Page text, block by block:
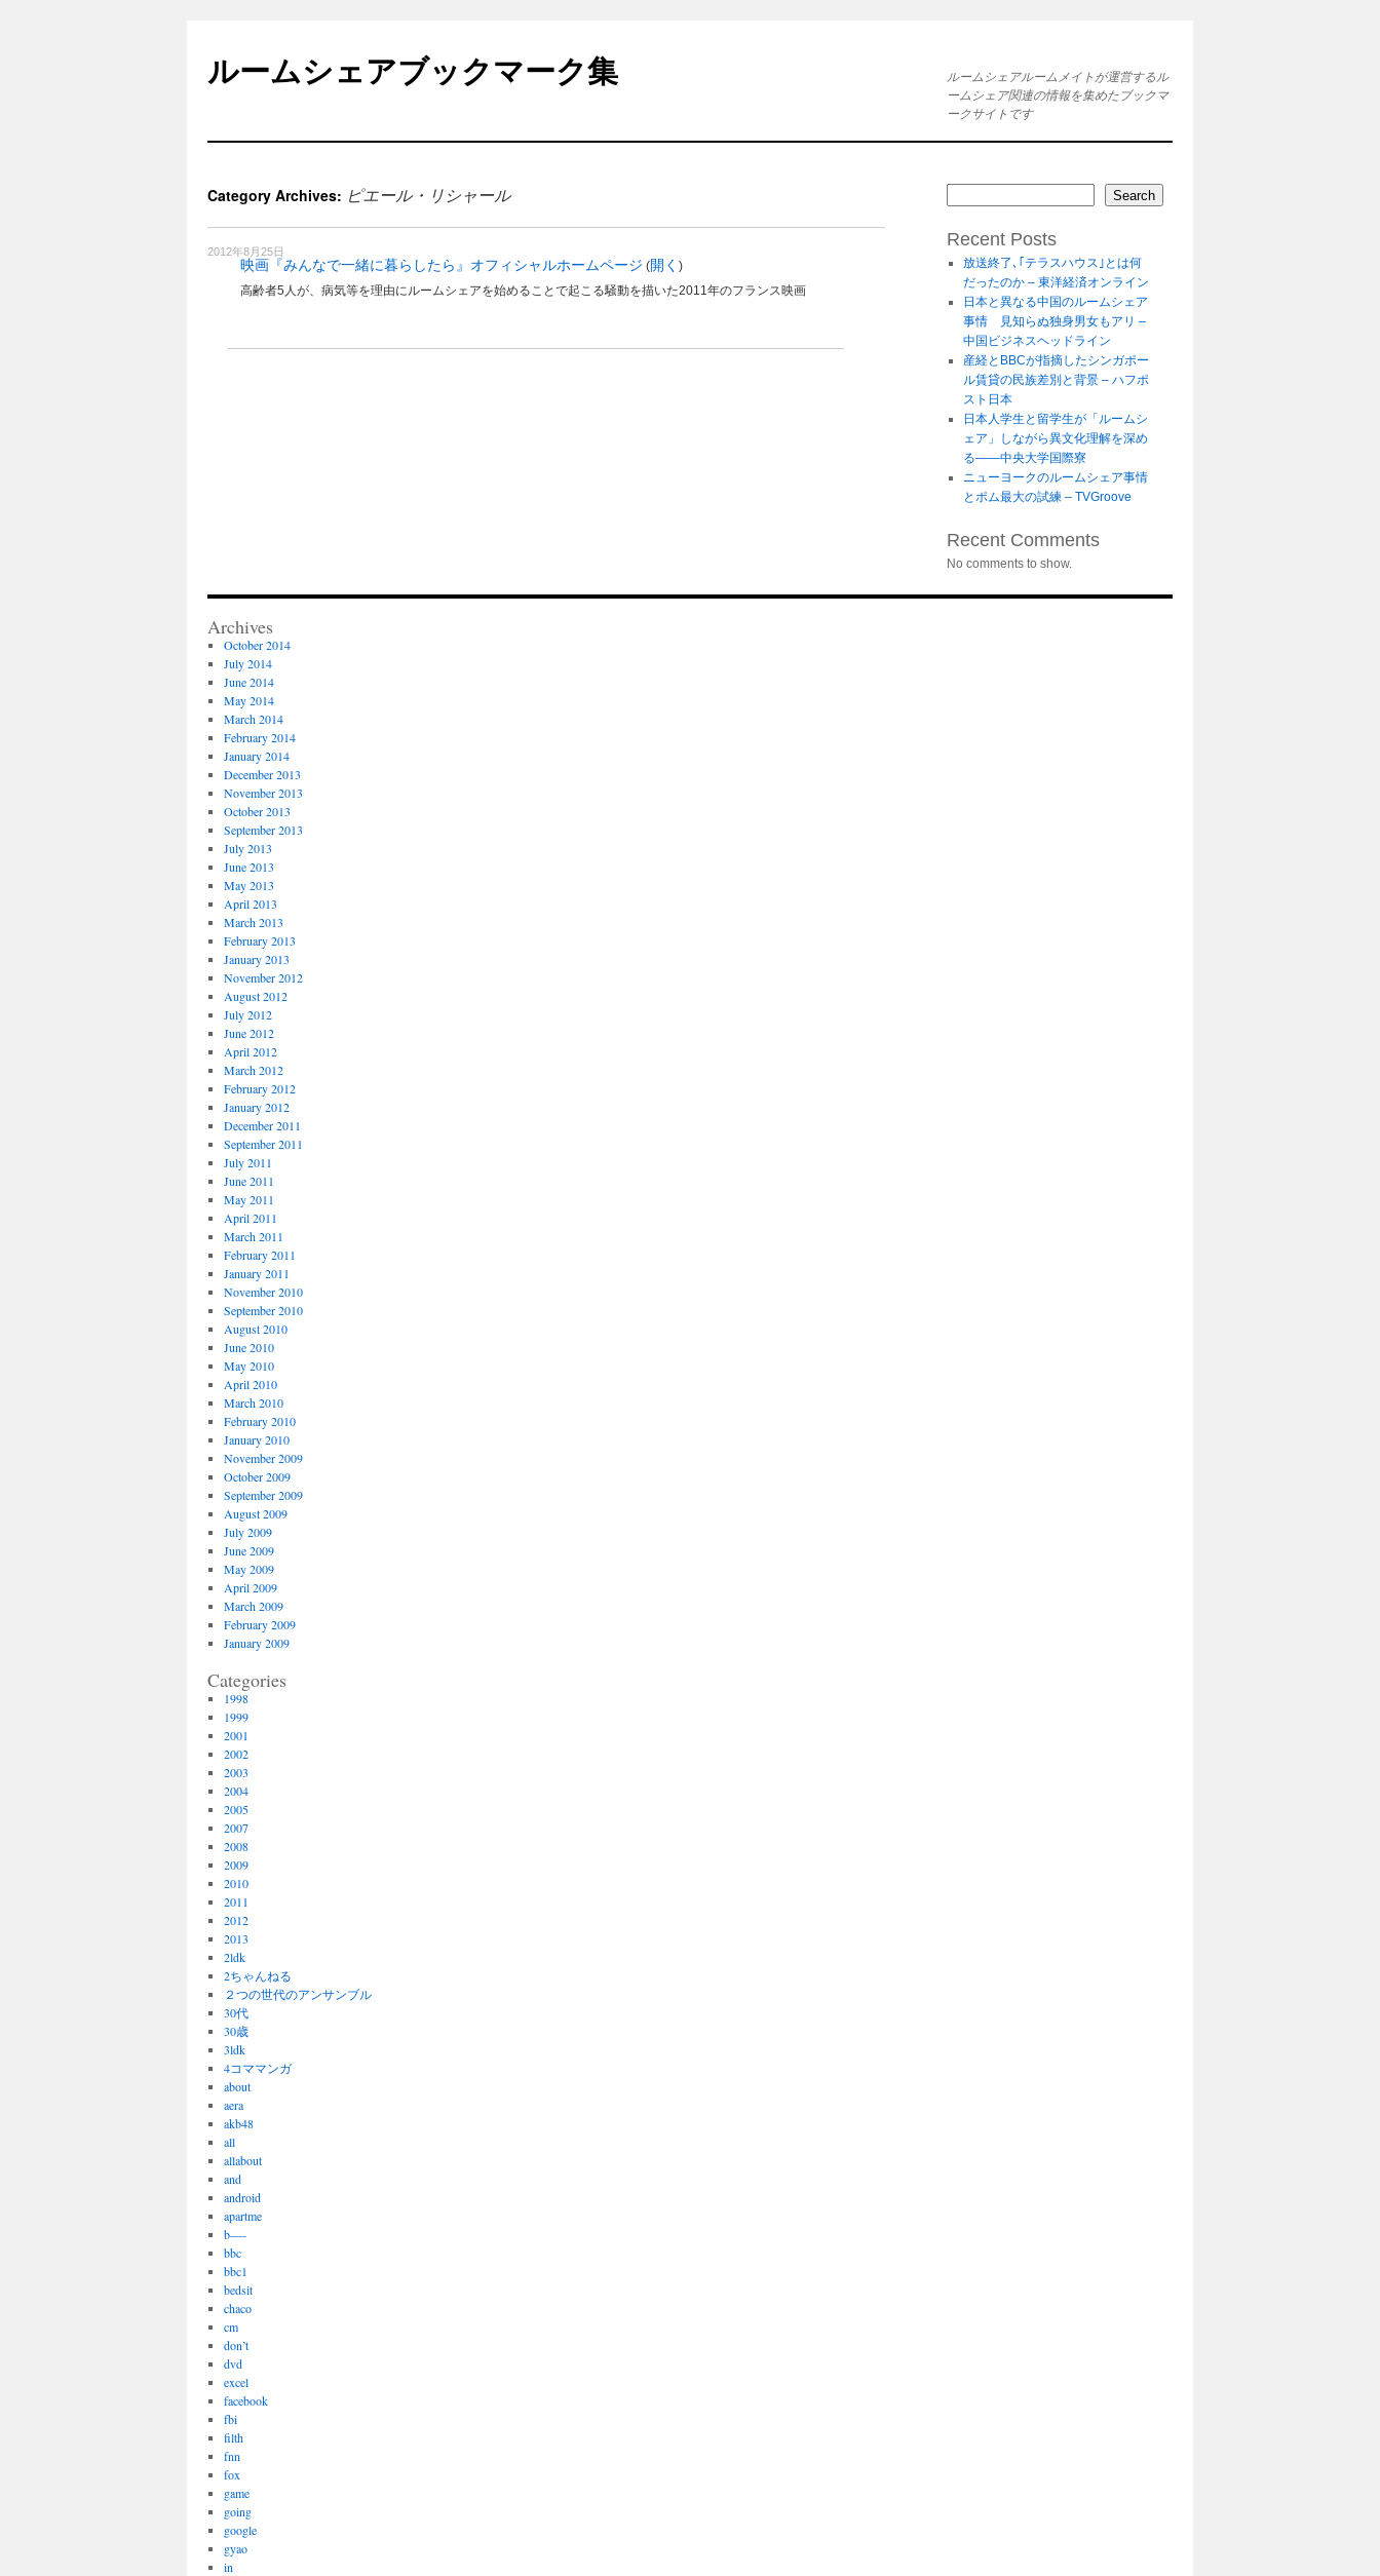
content
ルームシェアブックマーク集
ルームシェアルームメイトが運営するル
ームシェア関連の情報を集めたブックマ
ークサイトです
Category Archives: ピエール・リシャール
2012年8月25日
映画『みんなで一緒に暮らしたら』オフィシャルホームページ (開く )
高齢者5人が、病気等を理由にルームシェアを始めることで起こる騒動を描いた2011年のフランス映画
Search
Recent Posts
放送終了､｢テラスハウス｣とは何
だったのか – 東洋経済オンライン
日本と異なる中国のルームシェア
事情 見知らぬ独身男女もアリ –
中国ビジネスヘッドライン
産経とBBCが指摘したシンガポー
ル賃貸の民族差別と背景 – ハフポ
スト日本
日本人学生と留学生が「ルームシ
ェア」しながら異文化理解を深め
る――中央大学国際寮
ニューヨークのルームシェア事情
とポム最大の試練 – TVGroove
Recent Comments
No comments to show.
Archives
October 2014
July 2014
June 2014
May 2014
March 2014
February 2014
January 2014
December 2013
November 2013
October 2013
September 2013
July 2013
June 2013
May 2013
April 2013
March 2013
February 2013
January 2013
November 2012
August 2012
July 2012
June 2012
April 2012
March 2012
February 2012
January 2012
December 2011
September 2011
July 2011
June 2011
May 2011
April 2011
March 2011
February 2011
January 2011
November 2010
September 2010
August 2010
June 2010
May 2010
April 2010
March 2010
February 2010
January 2010
November 2009
October 2009
September 2009
August 2009
July 2009
June 2009
May 2009
April 2009
March 2009
February 2009
January 2009
Categories
1998
1999
2001
2002
2003
2004
2005
2007
2008
2009
2010
2011
2012
2013
2ldk
2ちゃんねる
２つの世代のアンサンブル
30代
30歳
3ldk
4コママンガ
about
aera
akb48
all
allabout
and
android
apartme
b—-
bbc
bbc1
bedsit
chaco
cm
don’t
dvd
excel
facebook
fbi
filth
fnn
fox
game
going
google
gyao
in